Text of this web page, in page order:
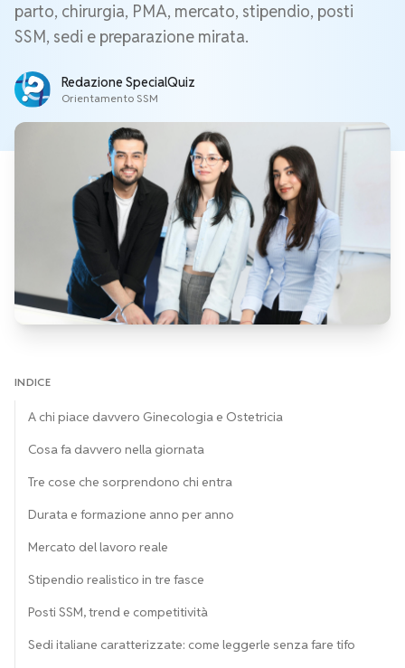
parto, chirurgia, PMA, mercato, stipendio, posti
SSM, sedi e preparazione mirata.
Redazione SpecialQuiz
Orientamento SSM
INDICE
A chi piace davvero Ginecologia e Ostetricia
Cosa fa davvero nella giornata
Tre cose che sorprendono chi entra
Durata e formazione anno per anno
Mercato del lavoro reale
Stipendio realistico in tre fasce
Posti SSM, trend e competitività
Sedi italiane caratterizzate: come leggerle senza fare tifo